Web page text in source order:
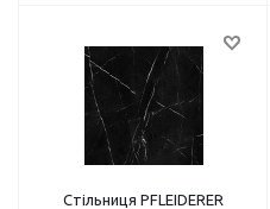
Стільниця PFLEIDERER